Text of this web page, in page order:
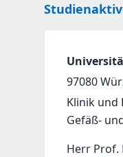
97080
Klinik und
Gefäß-
Herr Prof.